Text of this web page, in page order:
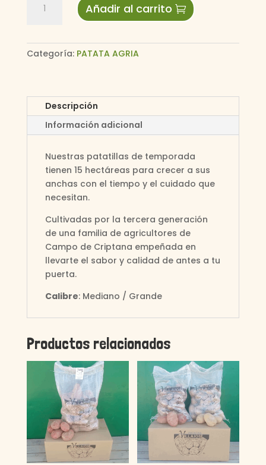
AGRIA
Añadir al carrito
Categoría: PATATA AGRIA
Descripción
Información adicional
Nuestras patatillas de temporada
tienen 15 hectáreas para crecer a sus
anchas con el tiempo y el cuidado que
necesitan.
Cultivadas por la tercera generación
de una familia de agricultores de
Campo de Criptana empeñada en
llevarte el sabor y calidad de antes a tu
puerta.
Calibre: Mediano / Grande
Productos relacionados